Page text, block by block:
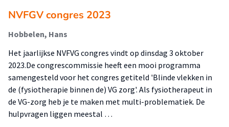
NVFGV congres 2023
Hobbelen, Hans
Het jaarlijkse NVFVG congres vindt op dinsdag 3 oktober
2023.De congrescommissie heeft een mooi programma
samengesteld voor het congres getiteld 'Blinde vlekken in
de (fysiotherapie binnen de) VG zorg'. Als fysiotherapeut in
de VG-zorg heb je te maken met multi-problematiek. De
hulpvragen liggen meestal …